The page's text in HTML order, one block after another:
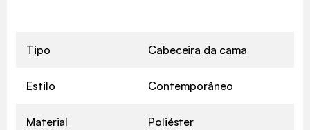
Tipo Cabeceira da cama
Estilo Contemporâneo
Material Poliéster